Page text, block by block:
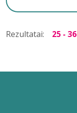
Rezultatai: 25 - 36